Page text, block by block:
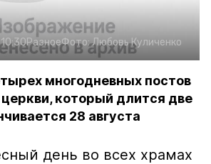
РазноеФото:Любовь Куличенко
многодневных постов
который длится две
28 августа
день во всех храмах